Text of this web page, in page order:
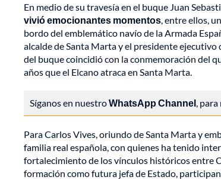
En medio de su travesía en el buque Juan
vivió emocionantes momentos, entre ellos,
bordo del emblemático navío de la Armada
alcalde de Santa Marta y el presidente
del buque coincidió con la conmemoración del
años que el Elcano atraca en Santa Marta.
Síganos en nuestroWhatsApp Channel,
Para Carlos Vives, oriundo de Santa Marta y
familia real española, con quienes ha tenido
fortalecimiento de los vínculos históricos entre
formación como futura jefa de Estado,